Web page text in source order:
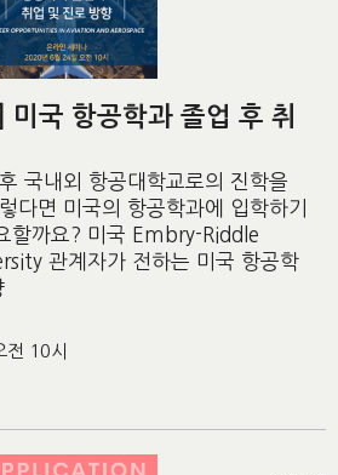
미국 항공학과 졸업 후 취
국내외 항공대학교로의 진학을
다면 미국의 항공학과에 입학하기
할까요? 미국 Embry-Riddle
관계자가 전하는 미국 항공학
10시